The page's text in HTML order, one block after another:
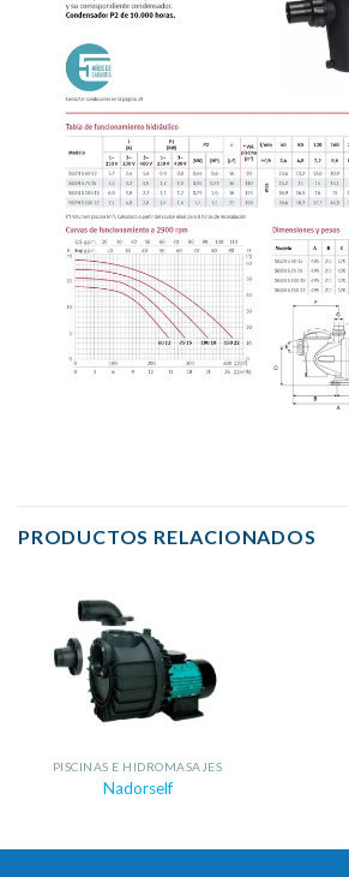
PRODUCTOS RELACIONADOS
PISCINAS E HIDROMASAJES
Nadorself